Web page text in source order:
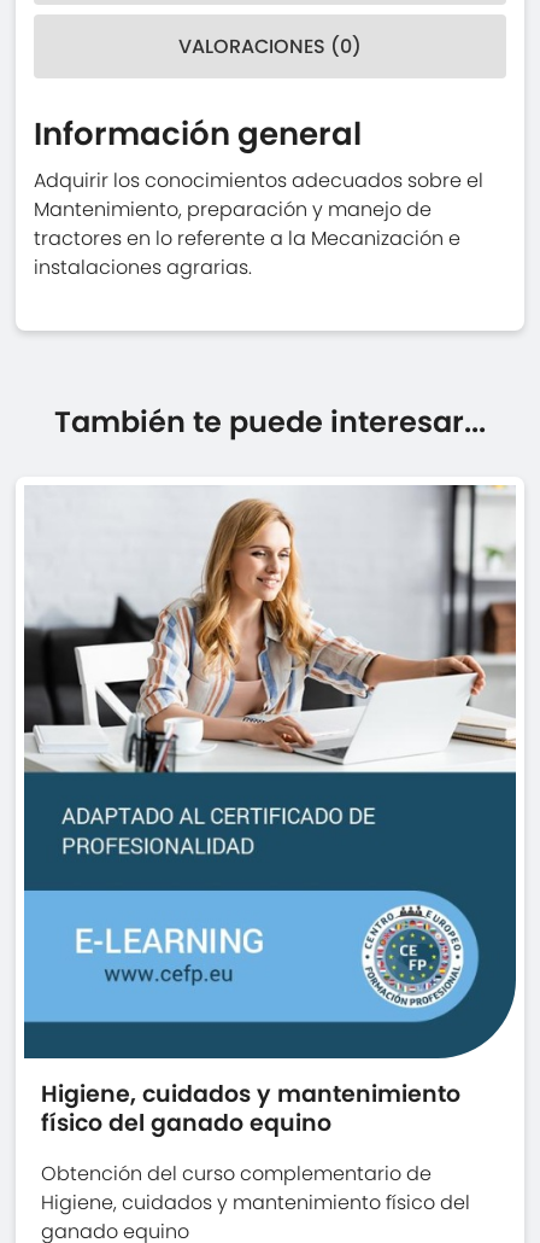
VALORACIONES (0)
Información general
Adquirir los conocimientos adecuados sobre el
Mantenimiento, preparación y manejo de
tractores en lo referente a la Mecanización e
instalaciones agrarias.
También te puede interesar...
Higiene, cuidados y mantenimiento
físico del ganado equino
Obtención del curso complementario de
Higiene, cuidados y mantenimiento físico del
ganado equino